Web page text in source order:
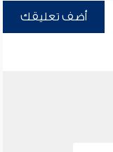
أضف تعليقك